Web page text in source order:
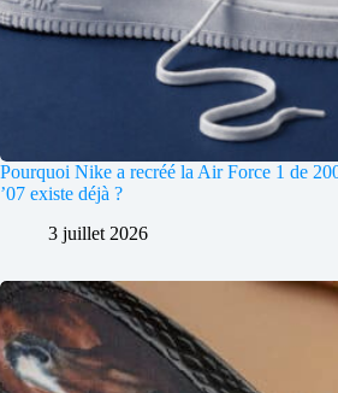
Pourquoi Nike a recréé la Air Force 1 de
’07 existe déjà ?
3 juillet 2026